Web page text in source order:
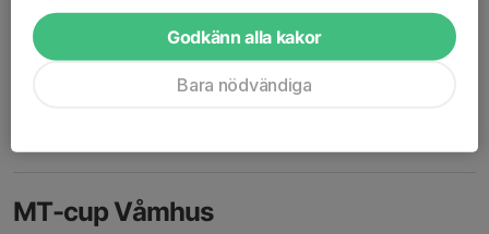
Tyvärr så blir det ingen Lilla Skinnarcupen. Det fanns tyvärr inte
tillräckligt med lag anmälda.
Men vi kommer att träna som vanligt nästa vecka och ha en liten
MT-cup Våmhus
Godkänn alla kakor
Bara nödvändiga